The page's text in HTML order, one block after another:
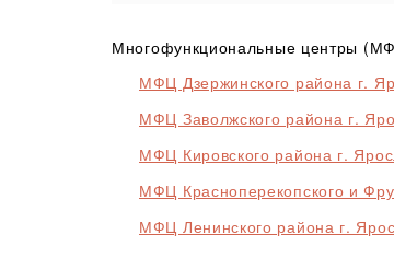
Многофункциональные центры
МФЦ Дзержинского района г.
МФЦ Заволжского района г.
МФЦ Кировского района г.
МФЦ Красноперекопского и
МФЦ Ленинского района г.